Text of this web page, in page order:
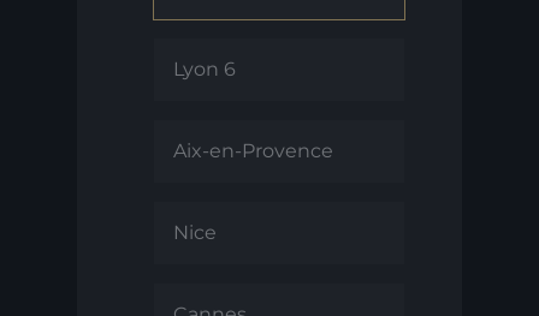
Lyon 6
Aix-en-Provence
Nice